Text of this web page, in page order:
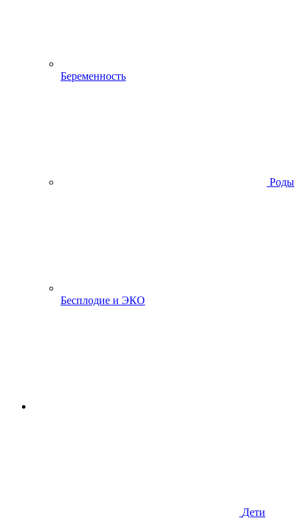
Беременность
Роды
Бесплодие и ЭКО
Дети